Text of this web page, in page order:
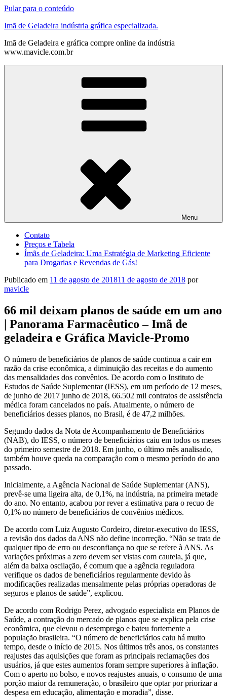
Pular para o conteúdo
Imã de Geladeira indústria gráfica especializada.
Imã de Geladeira e gráfica compre online da indústria
www.mavicle.com.br
Menu
Contato
Preços e Tabela
Ímãs de Geladeira: Uma Estratégia de Marketing Eficiente
para Drogarias e Revendas de Gás!
Publicado em 11 de agosto de 201811 de agosto de 2018 por
mavicle
66 mil deixam planos de saúde em um ano
| Panorama Farmacêutico – Imã de
geladeira e Gráfica Mavicle-Promo
O número de beneficiários de planos de saúde continua a cair em
razão da crise econômica, a diminuição das receitas e do aumento
das mensalidades dos convênios. De acordo com o Instituto de
Estudos de Saúde Suplementar (IESS), em um período de 12 meses,
de junho de 2017 junho de 2018, 66.502 mil contratos de assistência
médica foram cancelados no país. Atualmente, o número de
beneficiários desses planos, no Brasil, é de 47,2 milhões.
Segundo dados da Nota de Acompanhamento de Beneficiários
(NAB), do IESS, o número de beneficiários caiu em todos os meses
do primeiro semestre de 2018. Em junho, o último mês analisado,
também houve queda na comparação com o mesmo período do ano
passado.
Inicialmente, a Agência Nacional de Saúde Suplementar (ANS),
prevê-se uma ligeira alta, de 0,1%, na indústria, na primeira metade
do ano. No entanto, acabou por rever a estimativa para o recuo de
0,1% no número de beneficiários de convênios médicos.
De acordo com Luiz Augusto Cordeiro, diretor-executivo do IESS,
a revisão dos dados da ANS não define incorreção. “Não se trata de
qualquer tipo de erro ou desconfiança no que se refere à ANS. As
variações próximas a zero devem ser vistas com cautela, já que,
além da baixa oscilação, é comum que a agência reguladora
verifique os dados de beneficiários regularmente devido às
modificações realizadas mensalmente pelas próprias operadoras de
seguros e planos de saúde”, explicou.
De acordo com Rodrigo Perez, advogado especialista em Planos de
Saúde, a contração do mercado de planos que se explica pela crise
econômica, que elevou o desemprego e bateu fortemente a
população brasileira. “O número de beneficiários caiu há muito
tempo, desde o início de 2015. Nos últimos três anos, os constantes
reajustes das aquisições que foram as principais reclamações dos
usuários, já que estes aumentos foram sempre superiores à inflação.
Com o aperto no bolso, e novos reajustes anuais, o consumo de uma
porção maior da remuneração, o brasileiro que optar por priorizar a
despesa em educação, alimentação e moradia”, disse.